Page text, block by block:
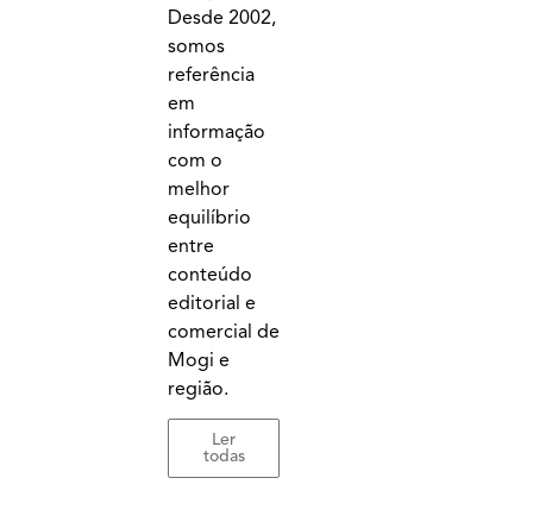
Desde 2002,
somos
referência
em
informação
com o
melhor
equilíbrio
entre
conteúdo
editorial e
comercial de
Mogi e
região.
Ler
todas